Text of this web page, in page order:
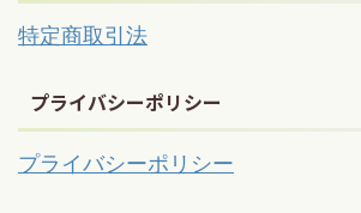
特定商取引法
プライバシーポリシー
プライバシーポリシー